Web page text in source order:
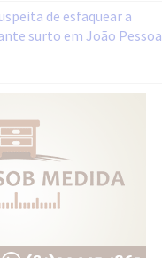
de esfaquear a
surto em João Pessoa